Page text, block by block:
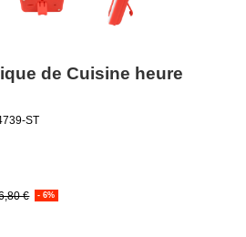
de Cuisine heure
ST
€ - 6%